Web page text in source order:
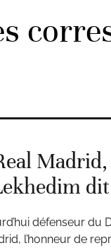
Madrid,
défenseur du
l’honneur de